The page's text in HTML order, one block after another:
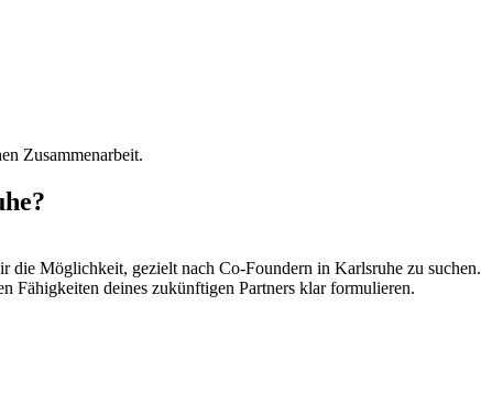
Zusammenarbeit.
Möglichkeit, gezielt nach Co-Foundern in Karlsruhe zu suchen.
Fähigkeiten deines zukünftigen Partners klar formulieren.